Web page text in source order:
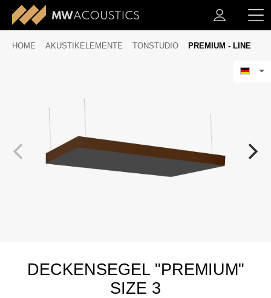
HOME AKUSTIKELEMENTE TONSTUDIO PREMIUM - LINE
DECKENSEGEL "PREMIUM"
SIZE 3